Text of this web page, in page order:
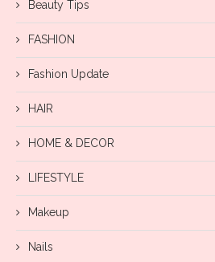
Beauty Tips
FASHION
Fashion Update
HAIR
HOME & DECOR
LIFESTYLE
Makeup
Nails